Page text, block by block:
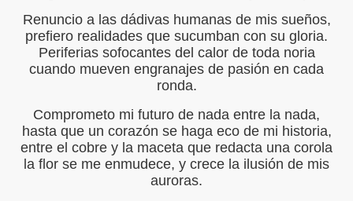
Renuncio a las dádivas humanas de mis sueños,
prefiero realidades que sucumban con su gloria.
Periferias sofocantes del calor de toda noria
cuando mueven engranajes de pasión en cada
ronda.
Comprometo mi futuro de nada entre la nada,
hasta que un corazón se haga eco de mi historia,
entre el cobre y la maceta que redacta una corola
la flor se me enmudece, y crece la ilusión de mis
auroras.
"NUESTRA GUERRA"
:"Hoy solo quiero caminar"
terraplén, el agua y la luna
:"Amor de romero herido"